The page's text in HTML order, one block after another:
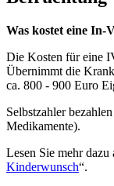
Was kostet eine In-
Die Kosten für eine
Übernimmt die
ca. 800 - 900 Euro
Selbstzahler
Medikamente).
Lesen Sie mehr dazu
Kinderwunsch“.